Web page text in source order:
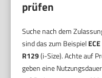
prüfen
Suche nach dem
sind das zum Beispiel
R129(i-Size). Achte auf
geben eine